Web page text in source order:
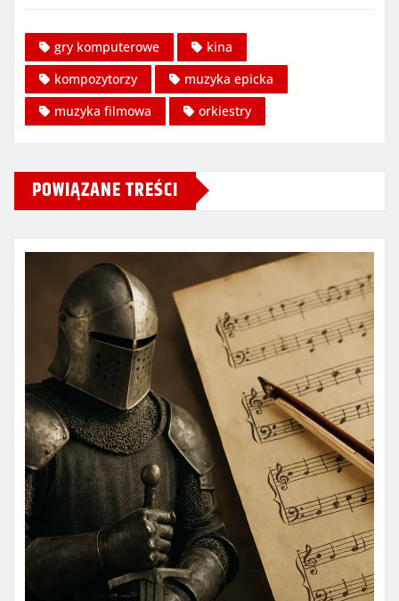
gry komputerowe
kina
kompozytorzy
muzyka epicka
muzyka filmowa
orkiestry
POWIĄZANE TREŚCI